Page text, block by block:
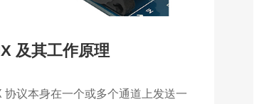
及其工作原理
协议本身在一个或多个通道上发送一